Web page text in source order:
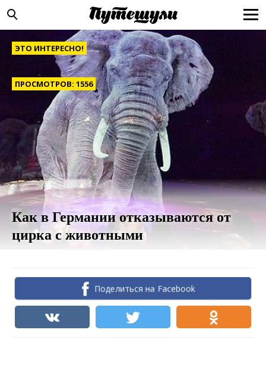
ЭТО ИНТЕРЕСНО!
ПРОСМОТРОВ: 1556
Как в Германии отказываются от
цирка с животными
Поделиться на Facebook